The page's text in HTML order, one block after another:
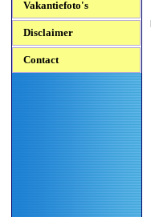
Vakantiefoto's
Disclaimer
Contact